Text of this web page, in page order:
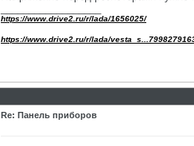
https://www.drive2.ru/r/lada/1656025/
https://www.drive2.ru/r/lada/
Re: Панель приборов